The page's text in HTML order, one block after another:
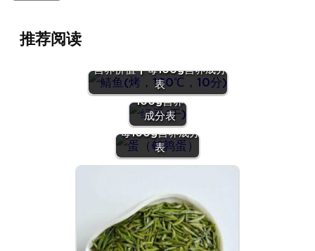
推荐阅读
营养价值 | 每100g营养成分
表
(干)』营养
价值 | 每
100g营养
成分表
『蛋（鹌鹑
蛋）』营养价值 |
每100g营养成分
表